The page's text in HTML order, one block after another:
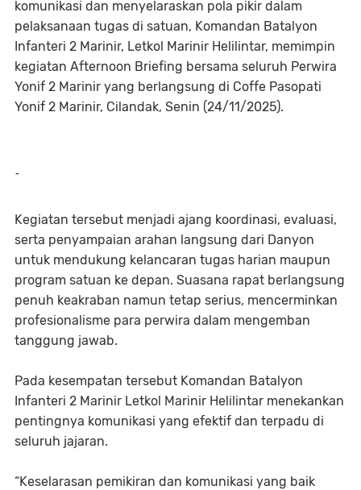
komunikasi dan menyelaraskan pola pikir dalam
pelaksanaan tugas di satuan, Komandan Batalyon
Infanteri 2 Marinir, Letkol Marinir Helilintar, memimpin
kegiatan Afternoon Briefing bersama seluruh Perwira
Yonif 2 Marinir yang berlangsung di Coffe Pasopati
Yonif 2 Marinir, Cilandak, Senin (24/11/2025).
-
Kegiatan tersebut menjadi ajang koordinasi, evaluasi,
serta penyampaian arahan langsung dari Danyon
untuk mendukung kelancaran tugas harian maupun
program satuan ke depan. Suasana rapat berlangsung
penuh keakraban namun tetap serius, mencerminkan
profesionalisme para perwira dalam mengemban
tanggung jawab.
Pada kesempatan tersebut Komandan Batalyon
Infanteri 2 Marinir Letkol Marinir Helilintar menekankan
pentingnya komunikasi yang efektif dan terpadu di
seluruh jajaran.
“Keselarasan pemikiran dan komunikasi yang baik